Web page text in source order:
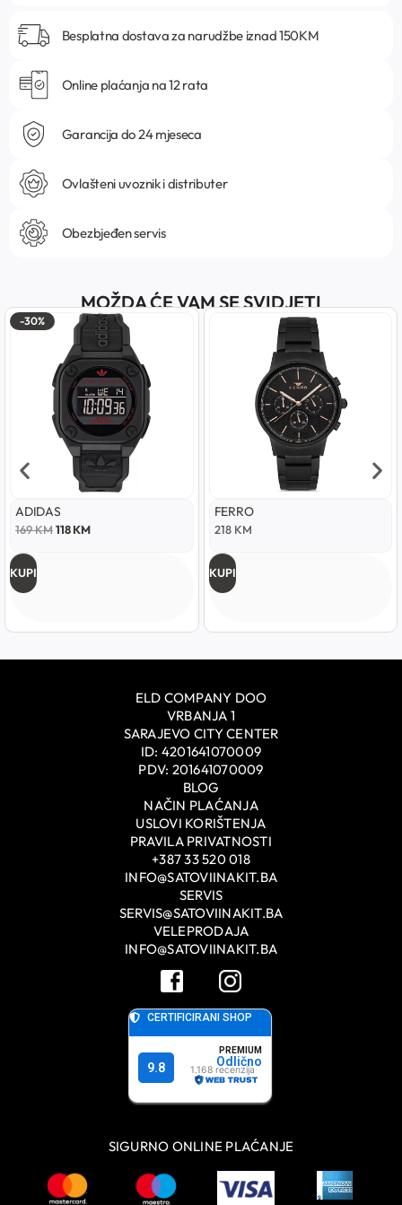
Besplatna dostava za narudžbe iznad 150KM
Online plaćanja na 12 rata
Garancija do 24 mjeseca
Ovlašteni uvoznik i distributer
Obezbjeđen servis
MOŽDA ĆE VAM SE SVIDJETI
-30%
ADIDAS
169KM118KM
KUPI
FERRO
218 KM
KUPI
ELD COMPANY DOO
VRBANJA 1
SARAJEVO CITY CENTER
ID: 4201641070009
PDV: 201641070009
BLOG
NAČIN PLAĆANJA
USLOVI KORIŠTENJA
PRAVILA PRIVATNOSTI
+387 33 520 018
INFO@SATOVIINAKIT.BA
SERVIS
SERVIS@SATOVIINAKIT.BA
VELEPRODAJA
INFO@SATOVIINAKIT.BA
SIGURNO ONLINE PLAĆANJE